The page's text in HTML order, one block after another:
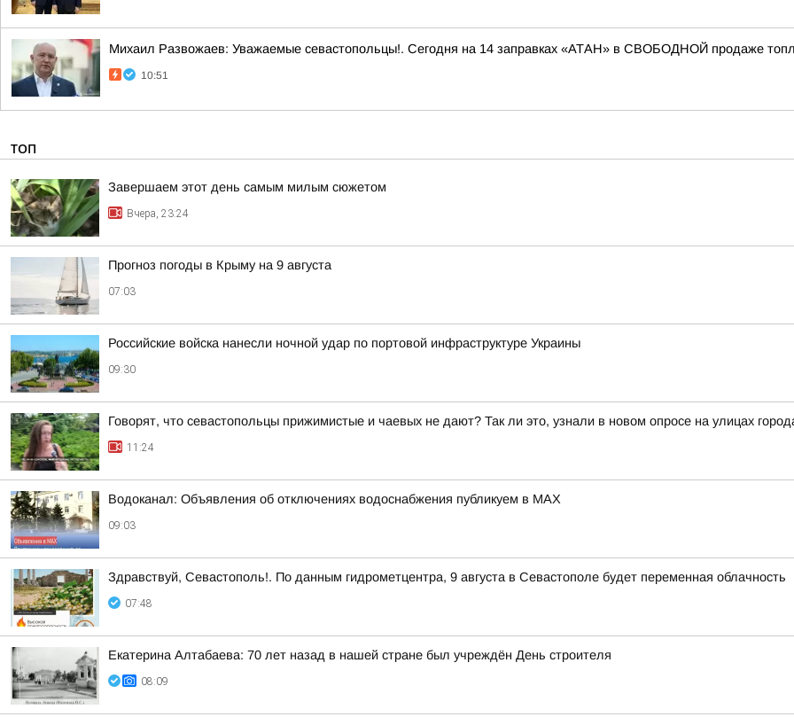
Михаил Развожаев: Уважаемые севастопольцы!. Сегодня на 14 заправках «АТАН» в СВОБОДНОЙ продаже
10:51
ТОП
Завершаем этот день самым милым сюжетом
Вчера, 23:24
Прогноз погоды в Крыму на 9 августа
07:03
Российские войска нанесли ночной удар по портовой инфраструктуре Украины
09:30
Говорят, что севастопольцы прижимистые и чаевых не дают? Так ли это, узнали в новом опросе на улицах
11:24
Водоканал: Объявления об отключениях водоснабжения публикуем в MAX
09:03
Здравствуй, Севастополь!. По данным гидрометцентра, 9 августа в Севастополе будет переменная облачность
07:48
Екатерина Алтабаева: 70 лет назад в нашей стране был учреждён День строителя
08:09